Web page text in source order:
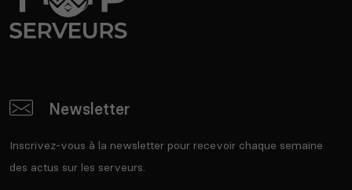
Newsletter
Inscrivez-vous à la newsletter pour recevoir chaque semaine
des actus sur les serveurs.